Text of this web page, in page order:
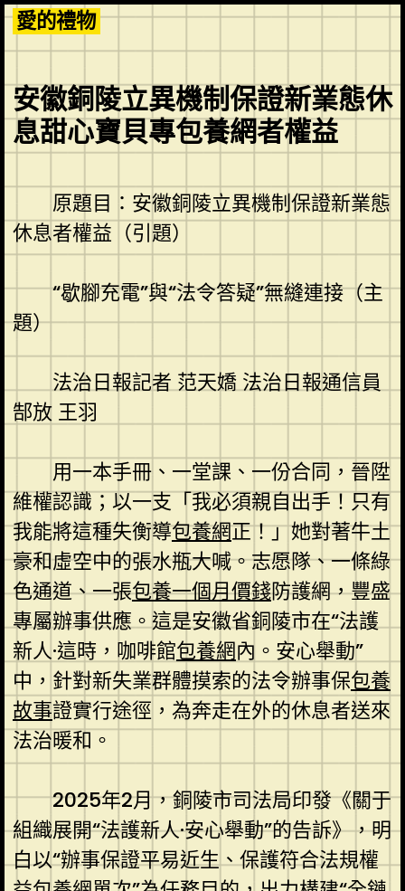
Skip
to
content
愛的禮物
安徽銅陵立異機制保證新業態休
息甜心寶貝專包養網者權益
原題目：安徽銅陵立異機制保證新業態
休息者權益（引題）
“歇腳充電”與“法令答疑”無縫連接（主
題）
法治日報記者 范天嬌法治日報通信員
郜放 王羽
用一本手冊、一堂課、一份合同，晉陞
維權認識；以一支「我必須親自出手！只有
我能將這種失衡導包養網正！」她對著牛土
豪和虛空中的張水瓶大喊。志愿隊、一條綠
色通道、一張包養一個月價錢防護網，豐盛
專屬辦事供應。這是安徽省銅陵市在“法護
新人·這時，咖啡館包養網內。安心舉動”
中，針對新失業群體摸索的法令辦事保包養
故事證實行途徑，為奔走在外的休息者送來
法治暖和。
2025年2月，銅陵市司法局印發《關于
組織展開“法護新人·安心舉動”的告訴》，明
白以“辦事保證平易近生、保護符合法規權